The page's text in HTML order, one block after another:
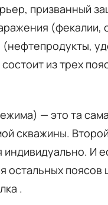
призванный
(нефтепродукты,
из трех
— это та
скважины.
И
остальных
.